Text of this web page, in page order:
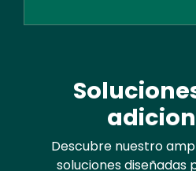
Descubre nuestro
soluciones diseñadas